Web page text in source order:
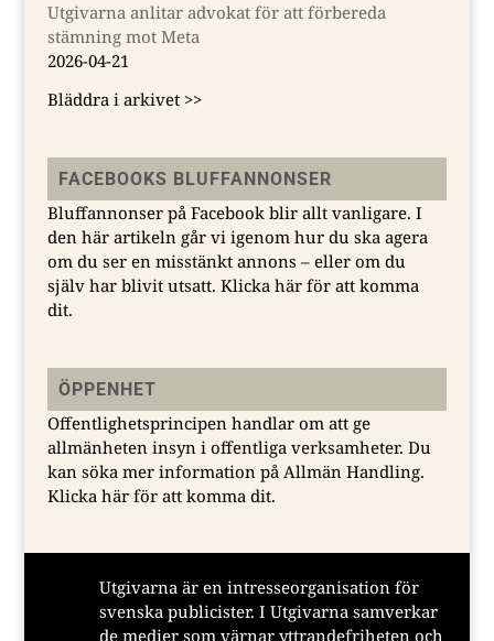
Utgivarna anlitar advokat för att förbereda
stämning mot Meta
2026-04-21
Bläddra i arkivet >>
FACEBOOKS BLUFFANNONSER
Bluffannonser på Facebook blir allt vanligare. I
den här artikeln går vi igenom hur du ska agera
om du ser en misstänkt annons – eller om du
själv har blivit utsatt. Klicka här för att komma
dit.
ÖPPENHET
Offentlighetsprincipen handlar om att ge
allmänheten insyn i offentliga verksamheter. Du
kan söka mer information på Allmän Handling.
Klicka här för att komma dit.
Utgivarna är en intresseorganisation för
svenska publicister. I Utgivarna samverkar
de medier som värnar yttrandefriheten och